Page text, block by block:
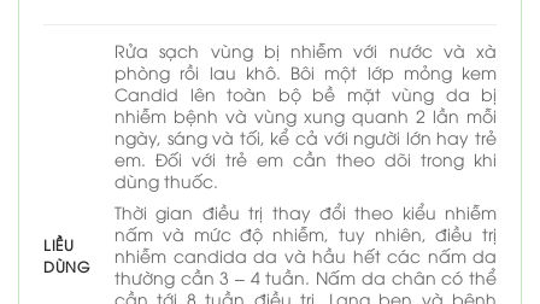
LIỀU
DÙNG
Rửa sạch vùng bị nhiễm với nước và xà
phòng rồi lau khô. Bôi một lớp mỏng kem
Candid lên toàn bộ bề mặt vùng da bị
nhiễm bệnh và vùng xung quanh 2 lần mỗi
ngày, sáng và tối, kể cả với người lớn hay trẻ
em. Đối với trẻ em cần theo dõi trong khi
dùng thuốc.
Thời gian điều trị thay đổi theo kiểu nhiễm
nấm và mức độ nhiễm, tuy nhiên, điều trị
nhiễm candida da và hầu hết các nấm da
thường cần 3 – 4 tuần. Nấm da chân có thể
cần tới 8 tuần điều trị. Lang ben và bệnh